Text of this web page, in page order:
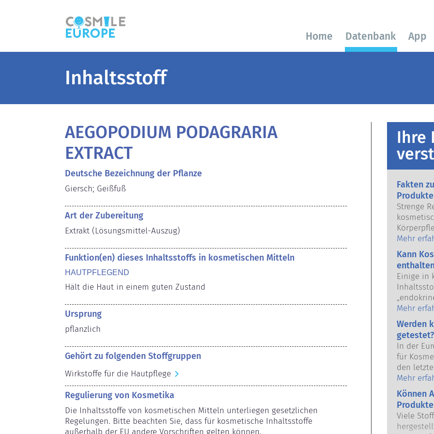
Home Datenbank App
Inhaltsstoff
AEGOPODIUM PODAGRARIA
EXTRACT
Deutsche Bezeichnung der Pflanze
Giersch; Geißfuß
Art der Zubereitung
Extrakt (Lösungsmittel-Auszug)
Funktion(en) dieses Inhaltsstoffs in kosmetischen Mitteln
HAUTPFLEGEND
Hält die Haut in einem guten Zustand
Ursprung
pflanzlich
Gehört zu folgenden Stoffgruppen
Wirkstoffe für die Hautpflege
Regulierung von Kosmetika
Die Inhaltsstoffe von kosmetischen Mitteln unterliegen gesetzlichen
Regelungen. Bitte beachten Sie, dass für kosmetische Inhaltsstoffe
außerhalb der EU andere Vorschriften gelten können.
Ihre
Fakten
Strenge
Union
Mehr
Kann
Einige in
das
unserer
weil
imitieren,
Viele
nach,
handelt
Produkte
Mehr
Werden
In der
für
den
dem
Mehr
Können
Viele